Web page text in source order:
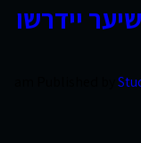
יידרשו